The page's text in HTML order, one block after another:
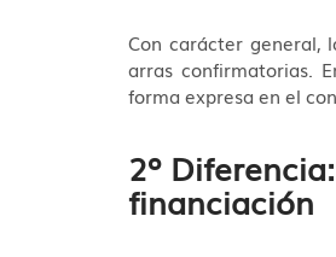
Con carácter general,
arras confirmatorias.
forma expresa en el
2º
financiación